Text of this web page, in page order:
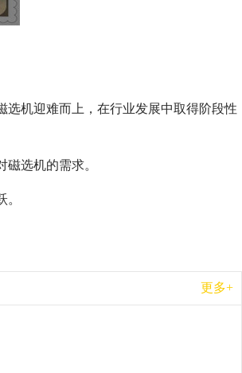
选机迎难而上，在行业发展中取得阶段性
选机的需求。
更多+